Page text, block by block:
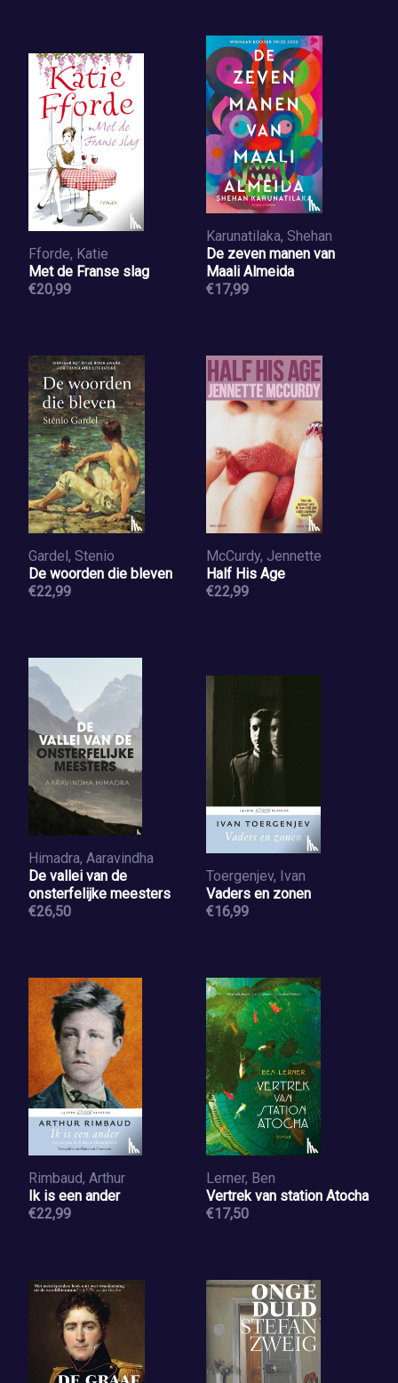
Fforde, Katie
Met de Franse slag
€20,99
Karunatilaka, Shehan
De zeven manen van
Maali Almeida
€17,99
Gardel, Stenio
De woorden die bleven
€22,99
McCurdy, Jennette
Half His Age
€22,99
Himadra, Aaravindha
De vallei van de
onsterfelijke meesters
€26,50
Toergenjev, Ivan
Vaders en zonen
€16,99
Rimbaud, Arthur
Ik is een ander
€22,99
Lerner, Ben
Vertrek van station Atocha
€17,50